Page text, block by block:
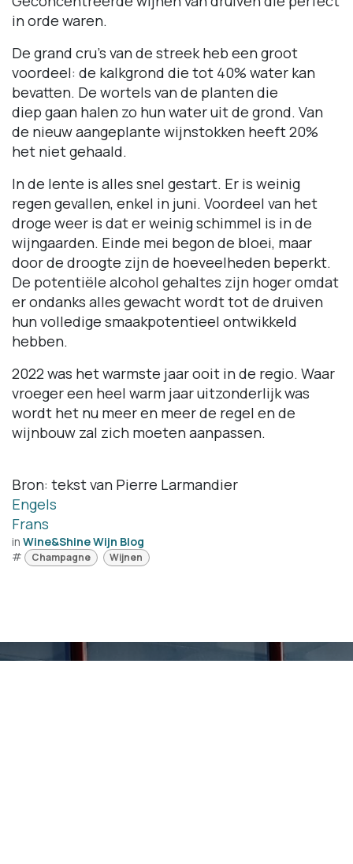
in orde waren.
De grand cru's van de streek heb een groot
voordeel: de kalkgrond die tot 40% water kan
bevatten. De wortels van de planten die
diep gaan halen zo hun water uit de grond. Van
de nieuw aangeplante wijnstokken heeft 20%
het niet gehaald.
In de lente is alles snel gestart. Er is weinig
regen gevallen, enkel in juni. Voordeel van het
droge weer is dat er weinig schimmel is in de
wijngaarden. Einde mei begon de bloei, maar
door de droogte zijn de hoeveelheden beperkt.
De potentiële alcohol gehaltes zijn hoger omdat
er ondanks alles gewacht wordt tot de druiven
hun volledige smaakpotentieel ontwikkeld
hebben.
2022 was het warmste jaar ooit in de regio. Waar
vroeger een heel warm jaar uitzonderlijk was
wordt het nu meer en meer de regel en de
wijnbouw zal zich moeten aanpassen.
Bron: tekst van Pierre Larmandier
Engels
Frans
in Wine&Shine Wijn Blog
#
Champagne Wijnen